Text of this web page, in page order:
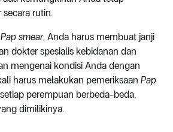
secara rutin.
Pap smear, Anda harus membuat janji
dokter spesialis kebidanan dan
mengenai kondisi Anda dengan
harus melakukan pemeriksaan Pap
perempuan berbeda-beda,
dimilikinya.